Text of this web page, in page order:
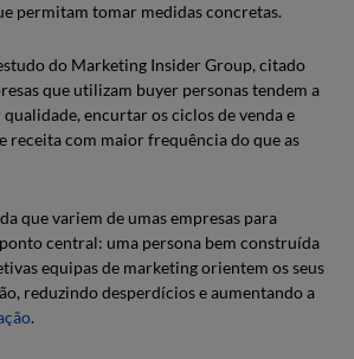
permitam tomar medidas concretas.
do Marketing Insider Group, citado
que utilizam buyer personas tendem a
encurtar os ciclos de venda e
receita com maior frequência do que as
que variem de umas empresas para
central: uma persona bem construída
equipas de marketing orientem os seus
reduzindo desperdícios e aumentando a
.